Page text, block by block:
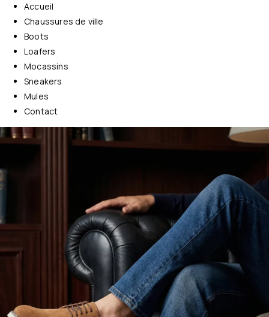
Accueil
Chaussures de ville
Boots
Loafers
Mocassins
Sneakers
Mules
Contact